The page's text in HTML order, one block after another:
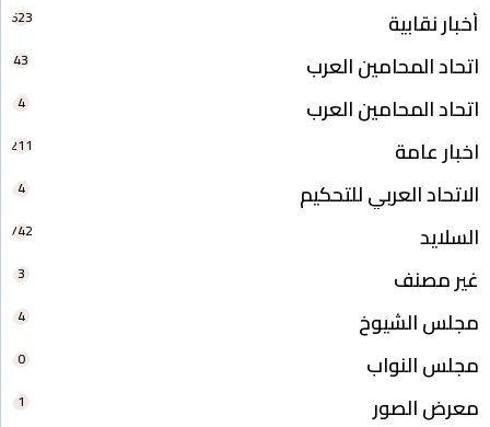
أخبار نقابية 623
اتحاد المحامين العرب 43
اتحاد المحامين العرب 4
اخبار عامة 211
الاتحاد العربي للتحكيم 4
السلايد 742
غير مصنف 3
مجلس الشيوخ 4
مجلس النواب 0
معرض الصور 1